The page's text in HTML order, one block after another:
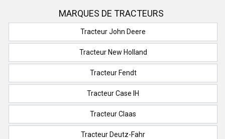
MARQUES DE TRACTEURS
Tracteur John Deere
Tracteur New Holland
Tracteur Fendt
Tracteur Case IH
Tracteur Claas
Tracteur Deutz-Fahr